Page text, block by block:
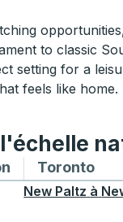
to classic
setting for a
feels like home.
Montreal
et depuis
de bus vers et
Itinéraires de
Toronto
New Paltz à